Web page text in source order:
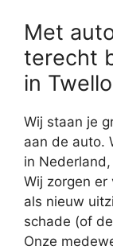
Met
terecht
in Twello
Wij staan je
aan de auto.
in
Wij zorgen
als nieuw
schade (of
Onze